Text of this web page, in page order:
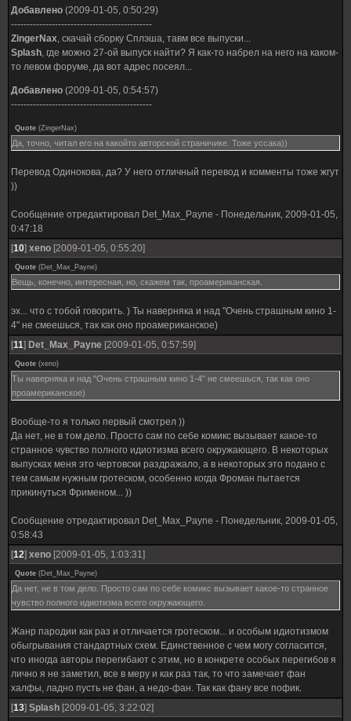
Добавлено (2009-01-05, 0:50:29)
---------------------------------------------
ZingerNax, скачай сборку Сплэша, тавм все выпуски...
Splash, где можно 27-ой выпуск найти? Я как-то набрел на него на каком-
то левом форуме, да вот адрес посеял...
Добавлено (2009-01-05, 0:54:57)
---------------------------------------------
Quote (ZingerNax)
Да, точно, читал его на какойто авторской страничике. Тоже уссака))
Перевод Одинокова, да? У него отличный перевод и комменты тоже жгут
))
Сообщение отредактировал Det_Max_Payne - Понедельник, 2009-01-05,
0:47:18
[10] xeno [2009-01-05, 0:55:20]
Quote (Det_Max_Payne)
Вещь, конечно, интересная, но, скажем так, проамериканская.
эх... что с тобой говорить. ) Ты наверняка и над "Очень страшным кино 1-
4" не смеешься, так как оно проамериканское)
[11] Det_Max_Payne [2009-01-05, 0:57:59]
Quote (xeno)
Ты наверняка и над "Очень страшным кино 1-4" не смеешься, так как оно
проамериканское)
Вообще-то я только первый смотрел ))
Да нет, не в том дело. Просто сам по себе комикс вызывает какое-то
странное чувство полного идиотизма всего окружающего. В некоторых
выпусках меня это чертовски раздражало, а в некоторых это подано с
тем самым нужным гротеском, особенно когда Фроман пытается
прикинуться Фрименом... ))
Сообщение отредактировал Det_Max_Payne - Понедельник, 2009-01-05,
0:58:43
[12] xeno [2009-01-05, 1:03:31]
Quote (Det_Max_Payne)
Да нет, не в том дело. Просто сам по себе комикс вызывает какое-то странное
чувство полного идиотизма всего окружающего.
Жанр пародии как раз и отличается гротеском... и особым идиотизмом
обыгрывания стандартных схем. Единственное с чем могу согласится,
что иногда авторы перегибают с этим, но в конкрете особых перегибов я
лично я не заметил, все в меру и как раз так, то что замечает фан
халфы, ладно пусть не фан, а недо-фан. Так как фану все пофик.
[13] Splash [2009-01-05, 3:22:02]